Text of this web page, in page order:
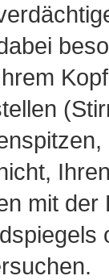
mit der